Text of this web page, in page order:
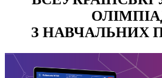
З НАВЧАЛЬНИХ